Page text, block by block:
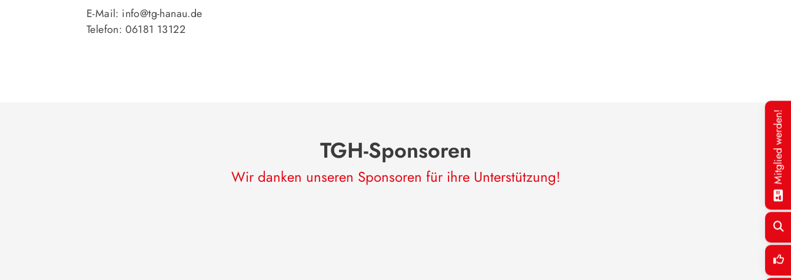
E-Mail: info@tg-hanau.de
Telefon: 06181 13122
TGH-Sponsoren
Wir danken unseren Sponsoren für ihre Unterstützung! Mitglied werden!